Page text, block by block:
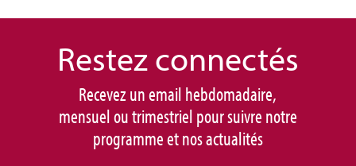
Restez connectés
Recevez un email hebdomadaire,
mensuel ou trimestriel pour suivre notre
programme et nos actualités